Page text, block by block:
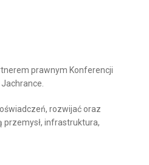
prawnym Konferencji
rozwijać oraz
infrastruktura,